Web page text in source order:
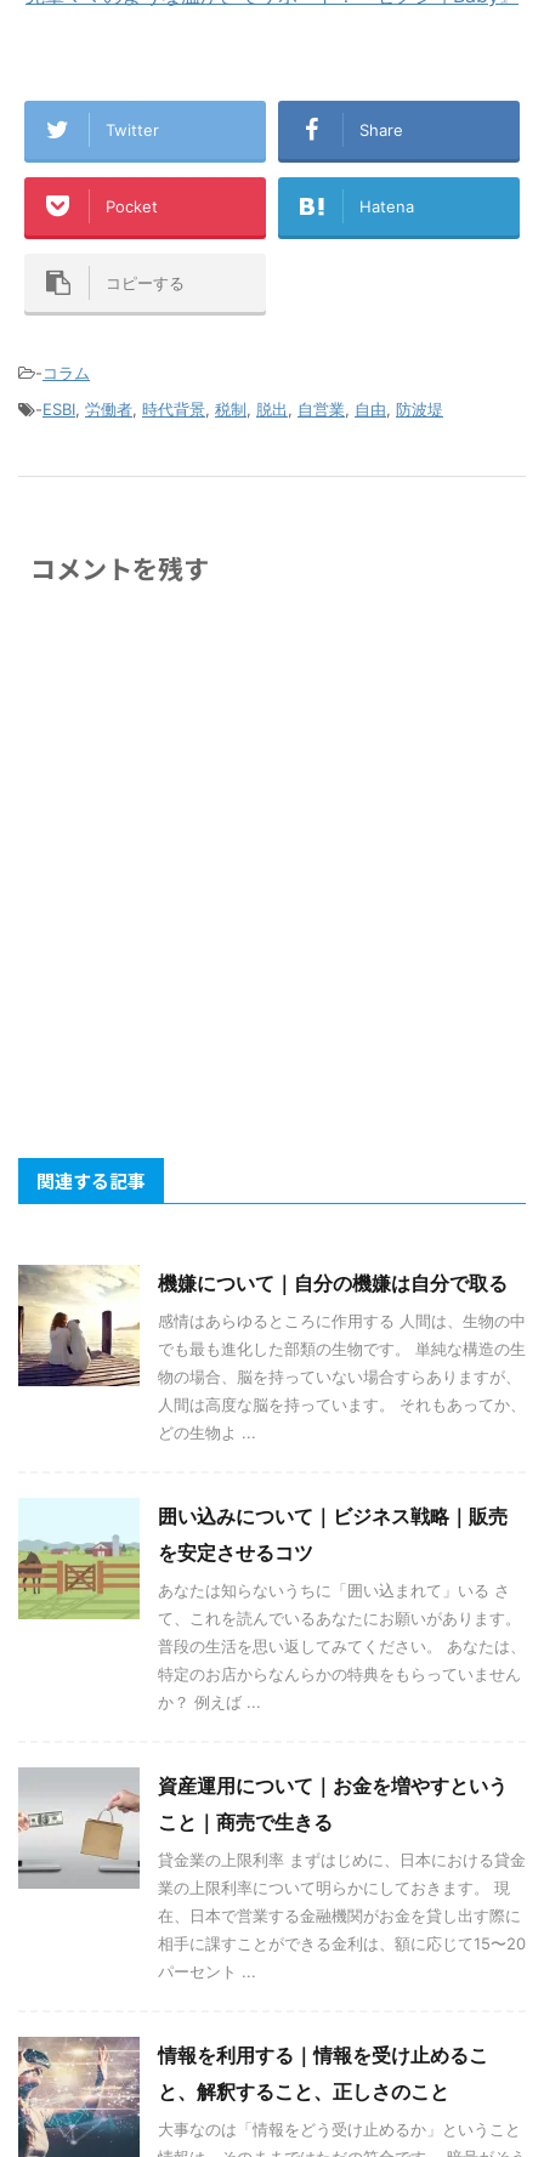
Twitter Share
Pocket Hatena
コピーする
-コラム
-ESBI, 労働者, 時代背景, 税制, 脱出, 自営業, 自由, 防波堤
コメントを残す
関連する記事
機嫌について｜自分の機嫌は自分で取る
感情はあらゆるところに作用する 人間は、生物の中
でも最も進化した部類の生物です。 単純な構造の生
物の場合、脳を持っていない場合すらありますが、
人間は高度な脳を持っています。 それもあってか、
どの生物よ ...
囲い込みについて｜ビジネス戦略｜販売
を安定させるコツ
あなたは知らないうちに「囲い込まれて」いる さ
て、これを読んでいるあなたにお願いがあります。
普段の生活を思い返してみてください。 あなたは、
特定のお店からなんらかの特典をもらっていません
か？ 例えば ...
資産運用について｜お金を増やすという
こと｜商売で生きる
貸金業の上限利率 まずはじめに、日本における貸金
業の上限利率について明らかにしておきます。 現
在、日本で営業する金融機関がお金を貸し出す際に
相手に課すことができる金利は、額に応じて15〜20
パーセント ...
情報を利用する｜情報を受け止めるこ
と、解釈すること、正しさのこと
大事なのは「情報をどう受け止めるか」ということ